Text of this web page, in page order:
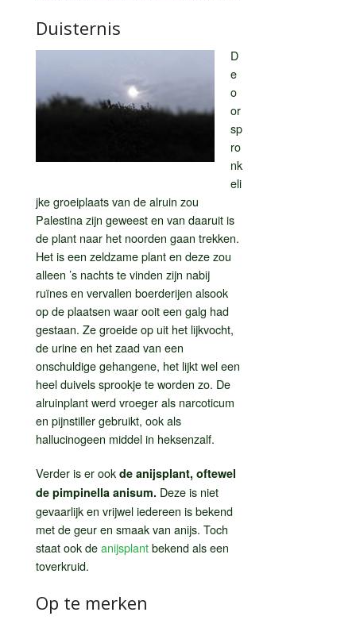
Duisternis
D
e
o
or
sp
ro
nk
eli
jke groeiplaats van de alruin zou
Palestina zijn geweest en van daaruit is
de plant naar het noorden gaan trekken.
Het is een zeldzame plant en deze zou
alleen ’s nachts te vinden zijn nabij
ruïnes en vervallen boerderijen alsook
op de plaatsen waar ooit een galg had
gestaan. Ze groeide op uit het lijkvocht,
de urine en het zaad van een
onschuldige gehangene, het lijkt wel een
heel duivels sprookje te worden zo. De
alruinplant werd vroeger als narcoticum
en pijnstiller gebruikt, ook als
hallucinogeen middel in heksenzalf.
Verder is er ook de anijsplant, oftewel
de pimpinella anisum. Deze is niet
gevaarlijk en vrijwel iedereen is bekend
met de geur en smaak van anijs. Toch
staat ook deanijsplantbekend als een
toverkruid.
Op te merken